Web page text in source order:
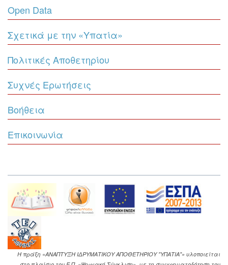
Open Data
Σχετικά με την «Υπατία»
Πολιτικές Αποθετηρίου
Συχνές Ερωτήσεις
Βοήθεια
Επικοινωνία
Η πράξη «ΑΝΑΠΤΥΞΗ ΙΔΡΥΜΑΤΙΚΟΥ ΑΠΟΘΕΤΗΡΙΟΥ "ΥΠΑΤΙΑ"» υλοποιείται